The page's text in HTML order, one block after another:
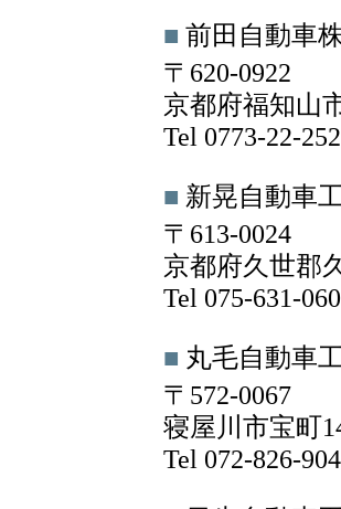
■ 前田自動車
〒620-0922
京都府福知山
Tel 0773-22-
■ 新晃自動車
〒613-0024
京都府久世郡
Tel 075-631-
■ 丸毛自動車
〒572-0067
寝屋川市宝町
Tel 072-826-